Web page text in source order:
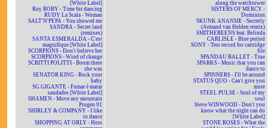
[White Label]
Roy ROBY - Time for dancing
RUDY La Scala - Woman
SALT'N'PEPA - You showed me
SANDRA - Secret land
(remixes)
SANTA ESMERALDA - C'est
magnifique [White Label]
SCORPIONS - Don't believe her
SCORPIONS - Wind of change
SCRITTI POLITTI - Boom there
she was
SENATOR KING - Rock your
baby
SG GIGANTE - Fumar é matar
saudades [White Label]
SHAMEN - Move any mountain
Progen 91
SHIRLEY & COMPANY - I like
to dance
SHOPPING AT ORLY - Hors
along the watchtower
SISTERS OF MERCY -
Dominion
SKUNK ANANSIE - Secretly
(Armand van Helden remix)
SMITHEREENS feat. Belinda
CARLISLE - Blue period
SONY - Test record for cartridge
file
SPANDAU BALLET - True
SPARKS - Music that you can
dance to
SPINNERS - I'll be around
STATUS QUO - Can't give you
more
STEEL PULSE - Soul of my
soul
Steve WINWOOD - Don't you
know what the night can do
[White Label]
STONE ROSES - What the